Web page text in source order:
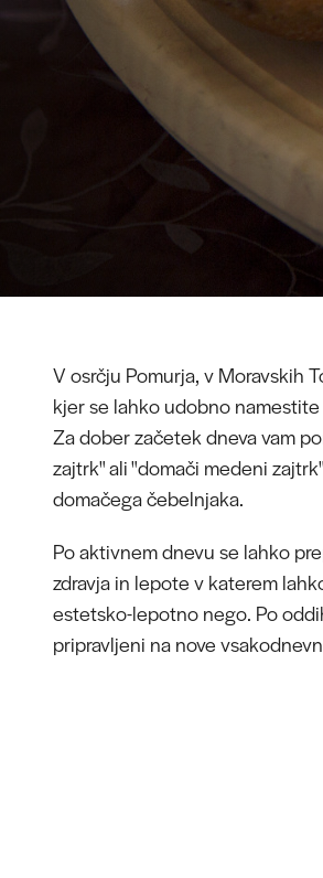
V osrčju Pomurja, v Moravskih
kjer se lahko udobno
Za dober začetek dneva vam
zajtrk" ali "domači medeni
domačega čebelnjaka.
Po aktivnem dnevu se lahko
zdravja in lepote v katerem
estetsko-lepotno nego. Po
pripravljeni na nove